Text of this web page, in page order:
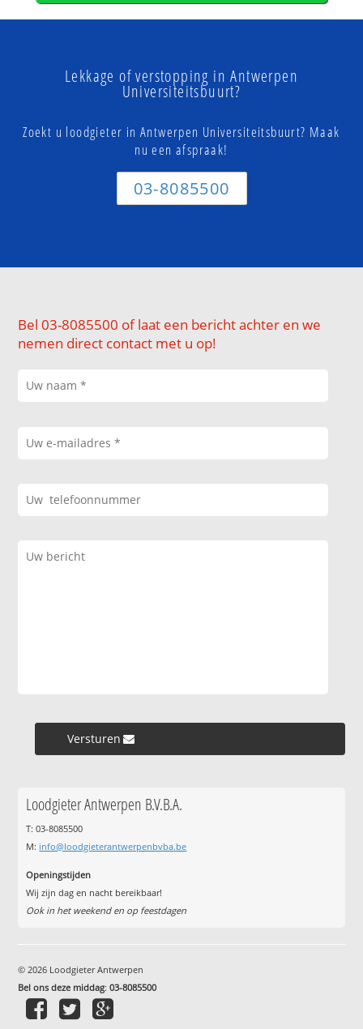
Lekkage of verstopping in Antwerpen
Universiteitsbuurt?
Zoekt u loodgieter in Antwerpen Universiteitsbuurt? Maak
nu een afspraak!
03-8085500
Bel 03-8085500 of laat een bericht achter en we
nemen direct contact met u op!
Versturen »
Loodgieter Antwerpen B.V.B.A.
T: 03-8085500
M: info@loodgieterantwerpenbvba.be
Openingstijden
Wij zijn dag en nacht bereikbaar!
Ook in het weekend en op feestdagen
© 2026 Loodgieter Antwerpen
Bel ons deze middag:03-8085500